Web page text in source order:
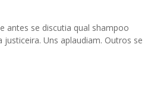
antes se discutia qual shampoo
Uns aplaudiam. Outros se